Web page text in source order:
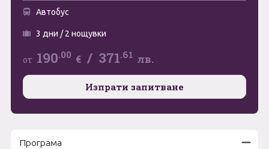
Октомври
Ноември
Декември
Автобус
3 дни / 2 нощувки
от 190.00 € / 371.61 лв.
Изпрати запитване
Програма